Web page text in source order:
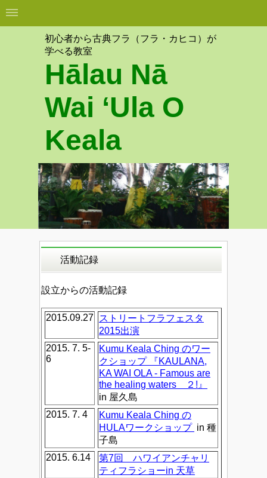
初心者から古典フラ（フラ・カヒコ）が
学べる教室
Hālau Nā
Wai ʻUla O
Keala
活動記録
設立からの活動記録
2015.09.27
ストリートフラフェスタ
2015出演
2015. 7. 5-
6
Kumu Keala Ching のワー
クショップ 『KAULANA,
KA WAI OLA - Famous are
the healing waters ２!』
in 屋久島
2015. 7. 4
Kumu Keala Ching の
HULAワークショップ in 種
子島
2015. 6.14
第7回 ハワイアンチャリ
ティフラショーin 天草